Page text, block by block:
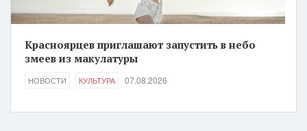
Красноярцев приглашают запустить в небо
змеев из макулатуры
НОВОСТИ КУЛЬТУРА 07.08.2026